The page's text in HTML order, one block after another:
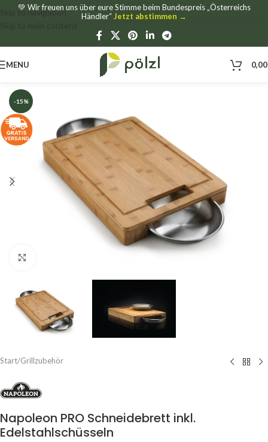
💚 Wir freuen uns über eure Stimme beim Bundespreis „Österreichs
Händler“ Jetzt abstimmen →
Skip to navigation
Skip to main content
MENU
-15%
Start/Grillzubehör
Napoleon PRO Schneidebrett inkl.
Edelstahlschüsseln